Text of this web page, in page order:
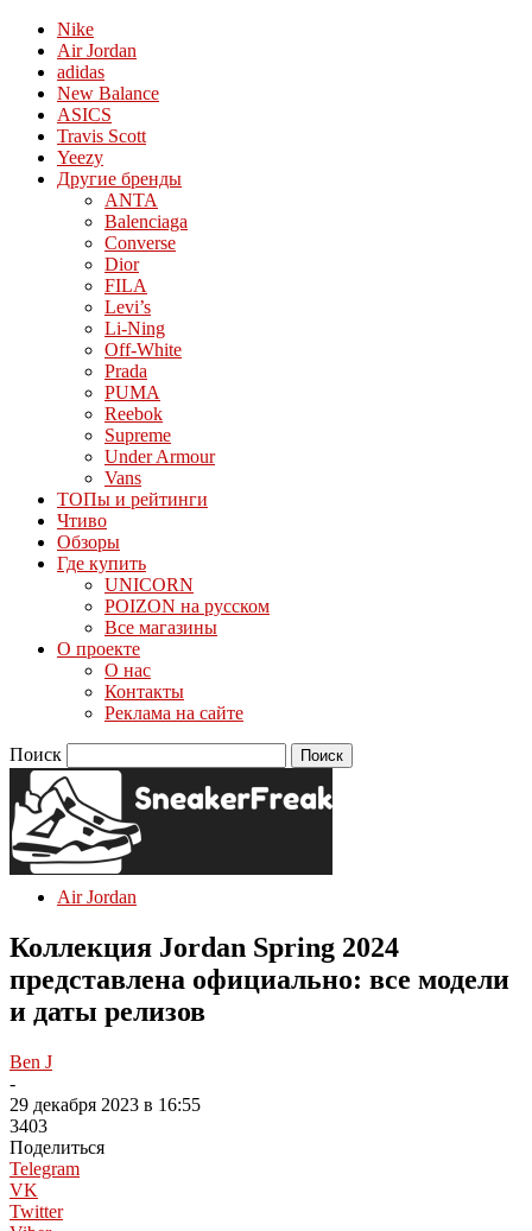
Nike
Air Jordan
adidas
New Balance
ASICS
Travis Scott
Yeezy
Другие бренды
ANTA
Balenciaga
Converse
Dior
FILA
Levi’s
Li-Ning
Off-White
Prada
PUMA
Reebok
Supreme
Under Armour
Vans
ТОПы и рейтинги
Чтиво
Обзоры
Где купить
UNICORN
POIZON на русском
Все магазины
О проекте
О нас
Контакты
Реклама на сайте
Поиск
Air Jordan
Коллекция Jordan Spring 2024
представлена официально: все модели
и даты релизов
Ben J
-
29 декабря 2023 в 16:55
3403
Поделиться
Telegram
VK
Twitter